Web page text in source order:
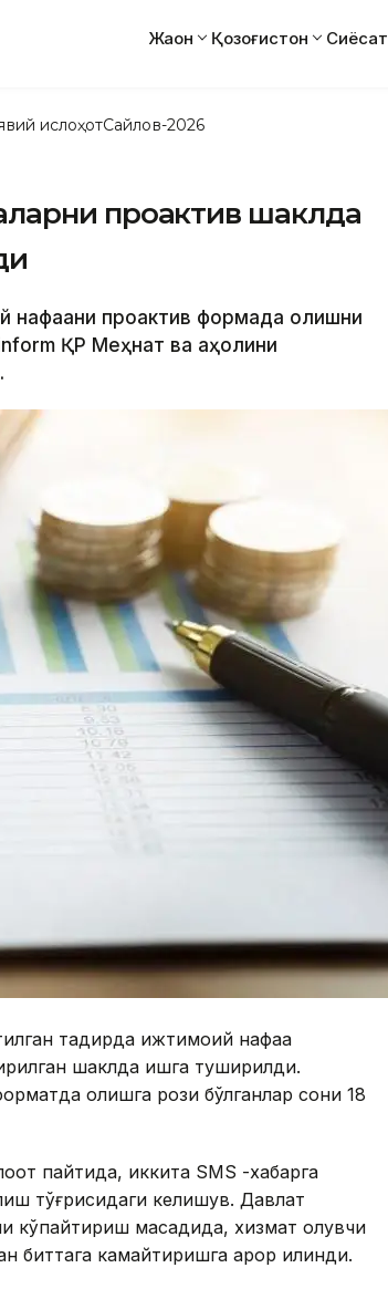
Жаҳон Қозоғистон Сиёсат
ислоҳотСайлов-2026
проактив шаклда
нафақани проактив формада олишни
ҚР Меҳнат ва аҳолини
тақдирда ижтимоий нафақа
шаклда ишга туширилди.
олишга рози бўлганлар сони 18
пайтида, иккита SMS -хабарга
тўғрисидаги келишув. Давлат
кўпайтириш мақсадида, хизмат олувчи
биттага камайтиришга қарор қилинди.